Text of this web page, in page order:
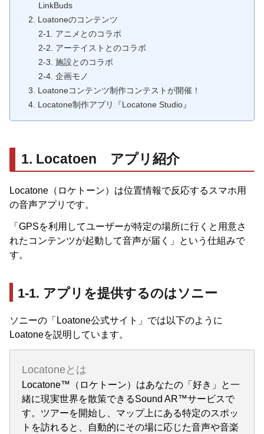
LinkBuds
2. Loatoneのコンテンツ
2-1. アニメとのコラボ
2-2. アーテイストとのコラボ
2-3. 施設とのコラボ
2-4. 企画モノ
3. Loatoneコンテンツ制作コンテストが開催！
4. Locatone制作アプリ『Locatone Studio』
1. Locatoen アプリ紹介
Locatone（ロケトーン）は位置情報で反応するスマホ用
の音声アプリです。
「GPSを利用してユーザーが特定の場所に行くと用意さ
れたコンテンツが起動して音声が届く」という仕組みで
す。
1-1. アプリを提供するのはソニー
ソニーの「Loatone公式サイト」では以下のように
Loatoneを説明しています。
Locatoneとは
Locatone™（ロケトーン）はあなたの「好き」と一
緒に現実世界を散策できるSound AR™サービスで
す。ツアーを開始し、マップ上にある特定のスポッ
トを訪れると、自動的にその場に応じた音声や音楽